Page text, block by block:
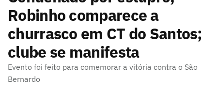
Robinho comparece a
churrasco em CT do Santos;
clube se manifesta
Evento foi feito para comemorar a vitória contra o São
Bernardo